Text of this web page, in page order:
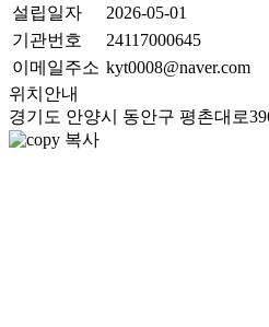
설립일자
2026-05-01
기관번호
24117000645
이메일주소 kyt0008@naver.com
위치안내
경기도 안양시 동안구 평촌대로
복사